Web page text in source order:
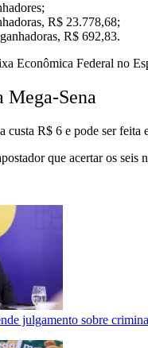
R$ 23.778,68;
R$ 692,83.
Econômica Federal no
Mega-Sena
custa R$ 6 e pode ser
que acertar os seis
julgamento sobre